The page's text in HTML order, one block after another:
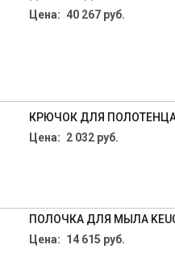
Цена: 40 267 руб.
КРЮЧОК ДЛЯ ПОЛОТЕНЦА
Цена: 2 032 руб.
ПОЛОЧКА ДЛЯ МЫЛА
Цена: 14 615 руб.